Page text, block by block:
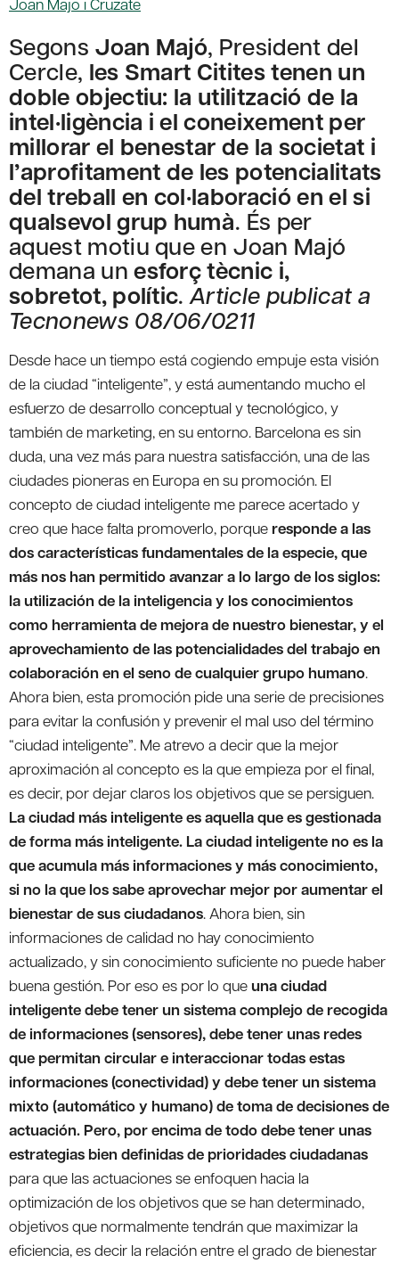
Segons Joan Majó, President del
Cercle, les Smart Citites tenen un
doble objectiu: la utilització de la
intel·ligència i el coneixement per
millorar el benestar de la societat i
l’aprofitament de les potencialitats
del treball en col·laboració en el si
qualsevol grup humà. És per
aquest motiu que en Joan Majó
demana unesforç tècnic i,
sobretot, polític.Article publicat a
Tecnonews 08/06/0211
Desde hace un tiempo está cogiendo empuje esta visión
de la ciudad “inteligente”, y está aumentando mucho el
esfuerzo de desarrollo conceptual y tecnológico, y
también de marketing, en su entorno. Barcelona es sin
duda, una vez más para nuestra satisfacción, una de las
ciudades pioneras en Europa en su promoción. El
concepto de ciudad inteligente me parece acertado y
creo que hace falta promoverlo, porque responde a las
dos características fundamentales de la especie, que
más nos han permitido avanzar a lo largo de los siglos:
la utilización de la inteligencia y los conocimientos
como herramienta de mejora de nuestro bienestar, y el
aprovechamiento de las potencialidades del trabajo en
colaboración en el seno de cualquier grupo humano.
Ahora bien, esta promoción pide una serie de precisiones
para evitar la confusión y prevenir el mal uso del término
“ciudad inteligente”. Me atrevo a decir que la mejor
aproximación al concepto es la que empieza por el final,
es decir, por dejar claros los objetivos que se persiguen.
La ciudad más inteligente es aquella que es gestionada
de forma más inteligente. La ciudad inteligente no es la
que acumula más informaciones y más conocimiento,
si no la que los sabe aprovechar mejor por aumentar el
bienestar de sus ciudadanos. Ahora bien, sin
informaciones de calidad no hay conocimiento
actualizado, y sin conocimiento suficiente no puede haber
buena gestión. Por eso es por lo que una ciudad
inteligente debe tener un sistema complejo de recogida
de informaciones (sensores), debe tener unas redes
que permitan circular e interaccionar todas estas
informaciones (conectividad) y debe tener un sistema
mixto (automático y humano) de toma de decisiones de
actuación. Pero, por encima de todo debe tener unas
estrategias bien definidas de prioridades ciudadanas
para que las actuaciones se enfoquen hacia la
optimización de los objetivos que se han determinado,
objetivos que normalmente tendrán que maximizar la
eficiencia, es decir la relación entre el grado de bienestar